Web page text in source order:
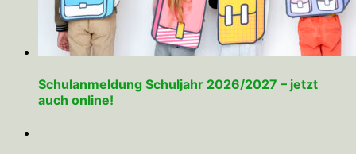
Schulanmeldung Schuljahr 2026/2027 – jetzt
auch online!